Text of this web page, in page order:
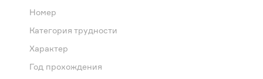
Номер
Категория трудности
Характер
Год прохождения